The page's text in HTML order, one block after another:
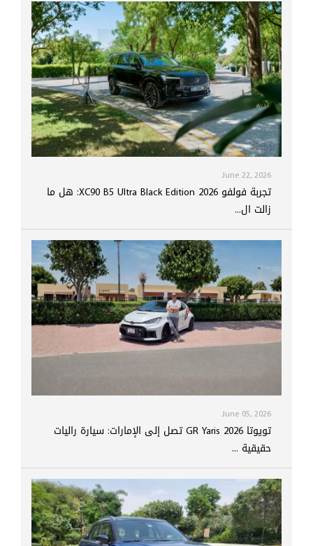
June 22, 2026
تجربة فولفو XC90 B5 Ultra Black Edition 2026: هل ما
زالت ال...
June 05, 2026
تويوتا GR Yaris 2026 تصل إلى الإمارات: سيارة راليات
حقيقية ...